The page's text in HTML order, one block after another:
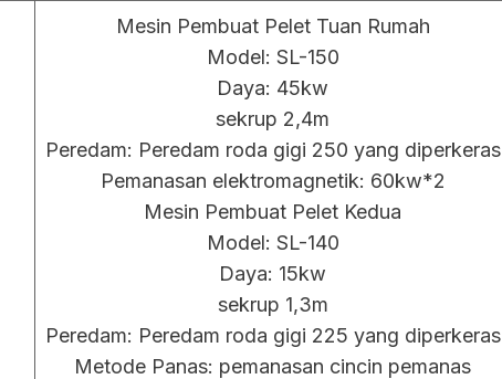
Mesin Pembuat Pelet Tuan Rumah
Model: SL-150
Daya: 45kw
sekrup 2,4m
Peredam: Peredam roda gigi 250 yang diperkeras
Pemanasan elektromagnetik: 60kw*2
Mesin Pembuat Pelet Kedua
Model: SL-140
Daya: 15kw
sekrup 1,3m
Peredam: Peredam roda gigi 225 yang diperkeras
Metode Panas: pemanasan cincin pemanas